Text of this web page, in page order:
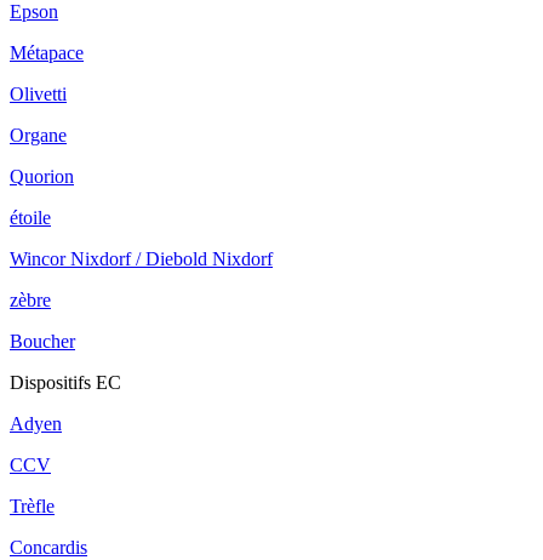
Epson
Métapace
Olivetti
Organe
Quorion
étoile
Wincor Nixdorf / Diebold Nixdorf
zèbre
Boucher
Dispositifs EC
Adyen
CCV
Trèfle
Concardis